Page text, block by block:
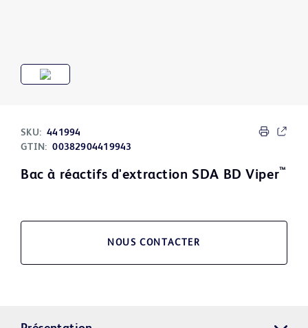
SKU: 441994
GTIN: 00382904419943
Bac à réactifs d'extraction SDA BD Viper™
NOUS CONTACTER